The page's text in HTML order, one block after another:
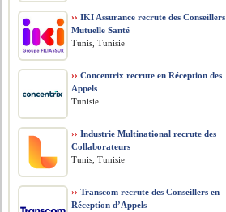
›› IKI Assurance recrute des Conseillers
Mutuelle Santé
Tunis, Tunisie
›› Concentrix recrute en Réception des
Appels
Tunisie
›› Industrie Multinational recrute des
Collaborateurs
Tunis, Tunisie
›› Transcom recrute des Conseillers en
Réception d’Appels